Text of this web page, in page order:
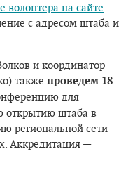
волонтера на сайте
с адресом штаба и
и координатор
также проведем 18
для
открытию штаба в
региональной сети
Аккредитация —